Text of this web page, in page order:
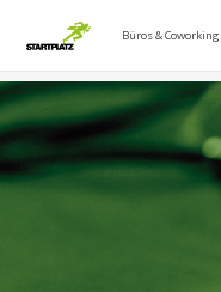
Büros & Coworking